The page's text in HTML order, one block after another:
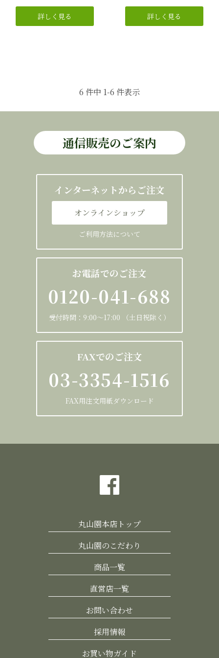
6 件中 1-6 件表示
通信販売のご案内
インターネットからご注文
オンラインショップ
ご利用方法について
お電話でのご注文
0120-041-688
受付時間：9:00～17:00 （土日祝除く）
FAXでのご注文
03-3354-1516
FAX用注文用紙ダウンロード
丸山園本店トップ
丸山園のこだわり
商品一覧
直営店一覧
お問い合わせ
採用情報
お買い物ガイド